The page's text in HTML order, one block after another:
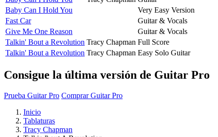
Baby Can I Hold You
Very Easy Version
Fast Car
Guitar & Vocals
Give Me One Reason
Guitar & Vocals
Talkin' Bout a Revolution Tracy Chapman Full Score
Talkin' Bout a Revolution Tracy Chapman Easy Solo Guitar
Consigue la última versión de Guitar Pro
Prueba Guitar Pro Comprar Guitar Pro
Inicio
Tablaturas
Tracy Chapman